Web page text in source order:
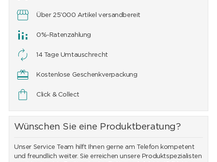
Über 25'000 Artikel versandbereit
0%-Ratenzahlung
14 Tage Umtauschrecht
Kostenlose Geschenkverpackung
Click & Collect
Wünschen Sie eine Produktberatung?
Unser Service Team hilft Ihnen gerne am Telefon kompetent
und freundlich weiter. Sie erreichen unsere Produktspezialisten